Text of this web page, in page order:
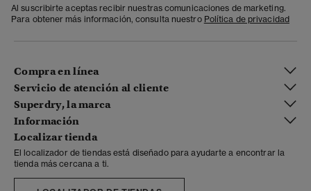
Al suscribirte aceptas recibir nuestras comunicaciones de marketing.
Para obtener más información, consulta nuestro Política de privacidad
Compra en línea
Servicio de atención al cliente
Superdry, la marca
Información
Localizar tienda
El localizador de tiendas está diseñado para ayudarte a encontrar la
tienda más cercana a ti.